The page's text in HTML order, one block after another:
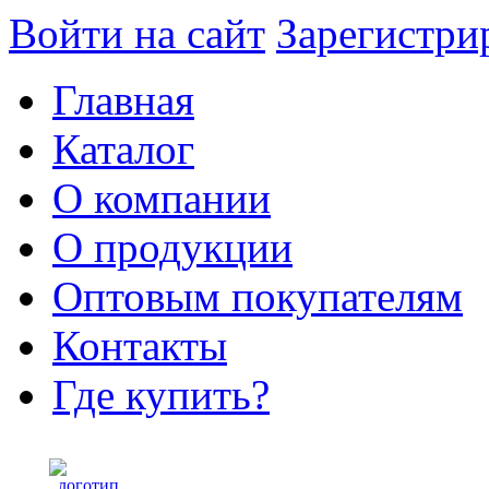
Войти на сайт
Главная
Каталог
О компании
О продукции
Оптовым покупателям
Контакты
Где купить?